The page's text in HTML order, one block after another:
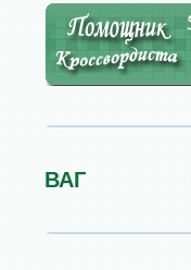
ВАГ